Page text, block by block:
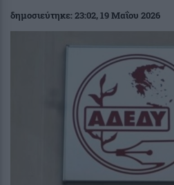
δημοσιεύτηκε:23:02, 19 Μαΐου 2026